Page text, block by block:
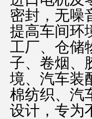
密封，无噪
提高车间环
工厂、仓储
子、卷烟、
境、汽车装
棉纺织、汽
设计，专为